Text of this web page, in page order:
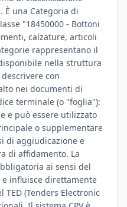
È una Categoria di
"18450000 - Bottoni
calzature, articoli
rappresentano il
nella struttura
con
nei documenti di
terminale (o "foglia"):
e può essere utilizzato
o supplementare
di aggiudicazione e
di affidamento. La
ai sensi del
e influisce direttamente
(Tenders Electronic